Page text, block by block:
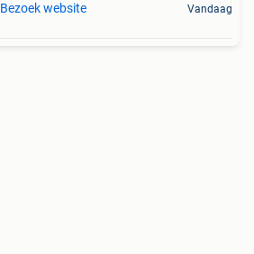
Bezoek website Vandaag